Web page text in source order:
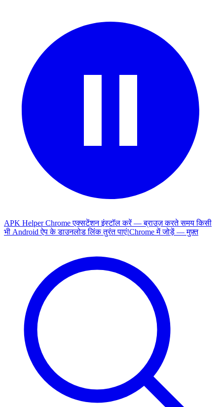
APK Helper Chrome एक्सटेंशन इंस्टॉल करें — ब्राउज़ करते समय किसी
भी Android ऐप के डाउनलोड लिंक तुरंत पाएं!Chrome में जोड़ें — मुफ़्त